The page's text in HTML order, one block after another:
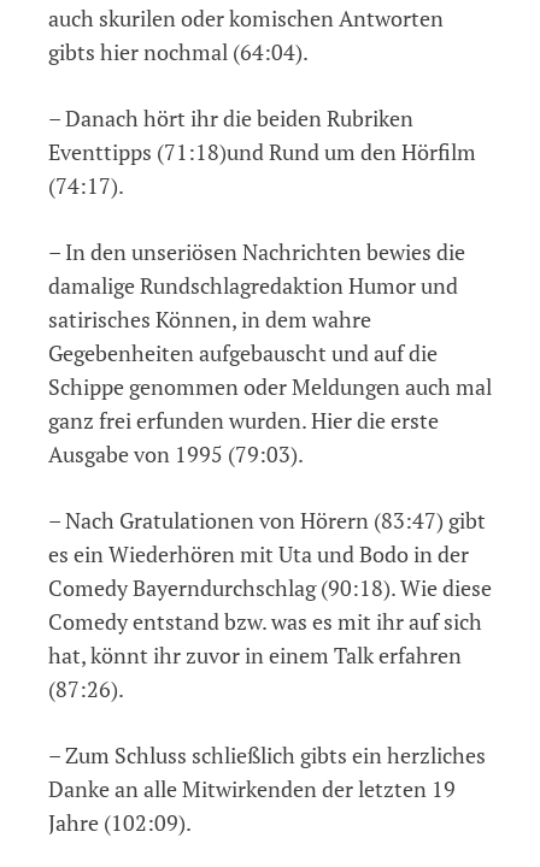
auch skurilen oder komischen Antworten
gibts hier nochmal (64:04).
– Danach hört ihr die beiden Rubriken
Eventtipps (71:18)und Rund um den Hörfilm
(74:17).
– In den unseriösen Nachrichten bewies die
damalige Rundschlagredaktion Humor und
satirisches Können, in dem wahre
Gegebenheiten aufgebauscht und auf die
Schippe genommen oder Meldungen auch mal
ganz frei erfunden wurden. Hier die erste
Ausgabe von 1995 (79:03).
– Nach Gratulationen von Hörern (83:47) gibt
es ein Wiederhören mit Uta und Bodo in der
Comedy Bayerndurchschlag (90:18). Wie diese
Comedy entstand bzw. was es mit ihr auf sich
hat, könnt ihr zuvor in einem Talk erfahren
(87:26).
– Zum Schluss schließlich gibts ein herzliches
Danke an alle Mitwirkenden der letzten 19
Jahre (102:09).